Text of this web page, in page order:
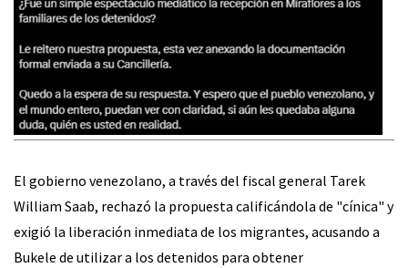
El gobierno venezolano, a través del fiscal general Tarek
William Saab, rechazó la propuesta calificándola de "cínica" y
exigió la liberación inmediata de los migrantes, acusando a
Bukele de utilizar a los detenidos para obtener